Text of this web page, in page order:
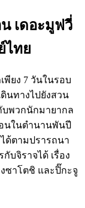
น เดอะมูฟวี่
ไทย
พียง 7 วันในรอบ
นทางไปยังสวน
บพวกนักมายากล
นในตำนานพันปี
ด้ตามปรารถนา
บจิราจได้ เรื่อง
ซาโตชิ และปิ๊กะจู